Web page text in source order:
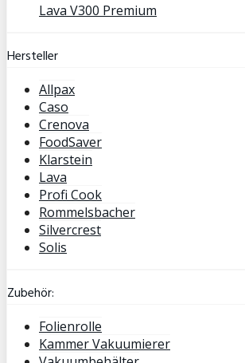
Lava V300 Premium
Hersteller
Allpax
Caso
Crenova
FoodSaver
Klarstein
Lava
Profi Cook
Rommelsbacher
Silvercrest
Solis
Zubehör:
Folienrolle
Kammer Vakuumierer